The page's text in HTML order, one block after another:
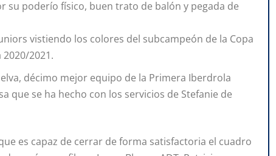
su poderío físico, buen trato de balón y pegada de
vistiendo los colores del subcampeón de la Copa
2021.
décimo mejor equipo de la Primera Iberdrola
que se ha hecho con los servicios de Stefanie de
es capaz de cerrar de forma satisfactoria el cuadro